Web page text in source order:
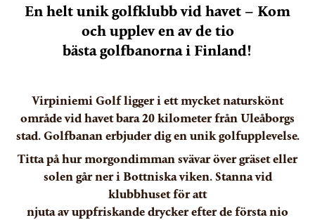
En helt unik golfklubb vid havet – Kom
och upplev en av de tio
​​​​​​​bästa golfbanorna i Finland!
Virpiniemi Golf ligger i ett mycket naturskönt
område vid havet bara 20 kilometer från Uleåborgs
stad. Golfbanan erbjuder dig en unik golfupplevelse.
Titta på hur morgondimman svävar över gräset eller
solen går ner i Bottniska viken. Stanna vid
klubbhuset för att
njuta av uppfriskande drycker efter de första nio